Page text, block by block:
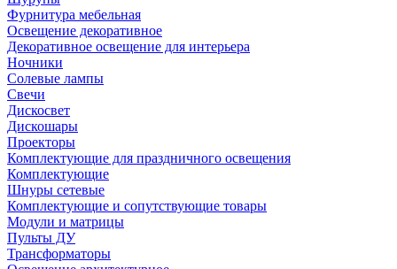
Фурнитура мебельная
Освещение декоративное
Декоративное освещение для интерьера
Ночники
Солевые лампы
Свечи
Дискосвет
Дискошары
Проекторы
Комплектующие для праздничного освещения
Комплектующие
Шнуры сетевые
Комплектующие и сопутствующие товары
Модули и матрицы
Пульты ДУ
Трансформаторы